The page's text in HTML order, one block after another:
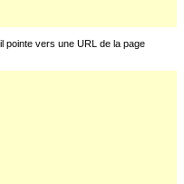
pointe vers une URL de la page